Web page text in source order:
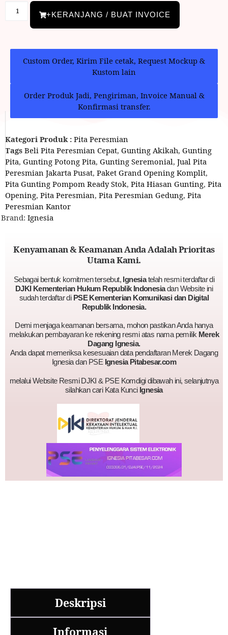
+KERANJANG / BUAT INVOICE
Custom Order, Kirim File cetak, Request Mockup &
Kustom lain
Order Produk Jadi, Pengiriman, Invoice Manual &
Konfirmasi transfer.
Kategori Produk : Pita Peresmian
Tags Beli Pita Peresmian Cepat, Gunting Akikah, Gunting
Pita, Gunting Potong Pita, Gunting Seremonial, Jual Pita
Peresmian Jakarta Pusat, Paket Grand Opening Komplit,
Pita Gunting Pompom Ready Stok, Pita Hiasan Gunting, Pita
Opening, Pita Peresmian, Pita Peresmian Gedung, Pita
Peresmian Kantor
Brand: Ignesia
Kenyamanan & Keamanan Anda Adalah Prioritas
Utama Kami.
Sebagai bentuk komitmen tersebut, Ignesiatelah resmi terdaftar di
DJKI Kementerian Hukum Republik Indonesiadan Website ini
sudah terdaftar di PSE Kementerian Komunikasi dan Digital
Republik Indonesia.
Demi menjaga keamanan bersama, mohon pastikan Anda hanya
melakukan pembayaran ke rekening resmi atas nama pemilik Merek
Dagang Ignesia.
Anda dapat memeriksa kesesuaian data pendaftaran Merek Dagang
Ignesia dan PSE Ignesia Pitabesar.com
melalui Website Resmi DJKI & PSE Komdigi dibawah ini, selanjutnya
silahkan cari Kata Kunci Ignesia
Deskripsi
Informasi